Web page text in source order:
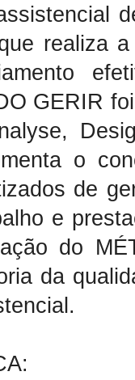
realiza
GERIR
o
de
e
do
da